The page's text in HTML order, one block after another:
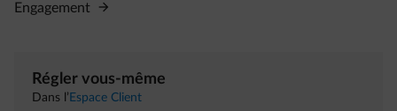
Engagement
Régler vous-même
Dans l’ Espace Client